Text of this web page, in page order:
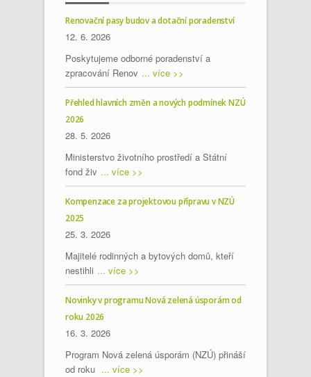
Renovační pasy budov a dotační poradenství
12. 6. 2026
Poskytujeme odborné poradenství a
zpracování Renov ... více >>
Přehled hlavních změn a nových podmínek NZÚ
2026
28. 5. 2026
Ministerstvo životního prostředí a Státní
fond živ ... více >>
Kompenzace za projektovou přípravu v NZÚ
2025
25. 3. 2026
Majitelé rodinných a bytových domů, kteří
nestihli ... více >>
Novinky v programu Nová zelená úsporám od
roku 2026
16. 3. 2026
Program Nová zelená úsporám (NZÚ) přináší
od roku ... více >>